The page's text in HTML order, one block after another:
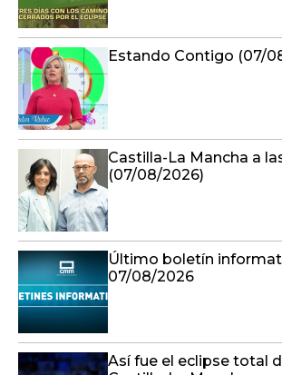
Estando Contigo (07/
Castilla-La Mancha a
(07/08/2026)
Último boletín
07/08/2026
Así fue el eclipse total